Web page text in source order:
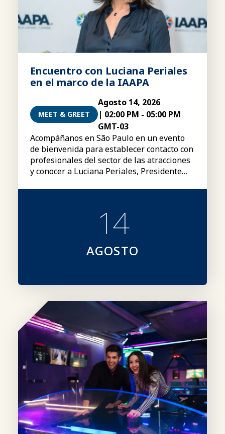
Encuentro con Luciana Periales
en el marco de la IAAPA
MEET & GREET
Agosto 14, 2026
| 02:00 PM - 05:00 PM
GMT-03
Acompáñanos en São Paulo en un evento
de bienvenida para establecer contacto con
profesionales del sector de las atracciones
y conocer a Luciana Periales, Presidente
14
AGOSTO